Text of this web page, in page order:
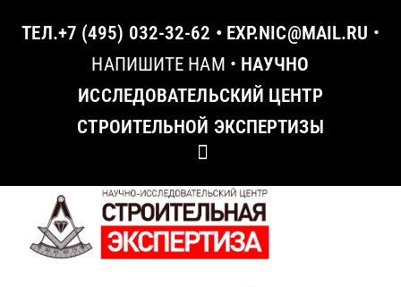
ТЕЛ.+7 (495) 032-32-62 • EXP.NIC@MAIL.RU •
НАПИШИТЕ НАМ • НАУЧНО
ИССЛЕДОВАТЕЛЬСКИЙ ЦЕНТР
СТРОИТЕЛЬНОЙ ЭКСПЕРТИЗЫ